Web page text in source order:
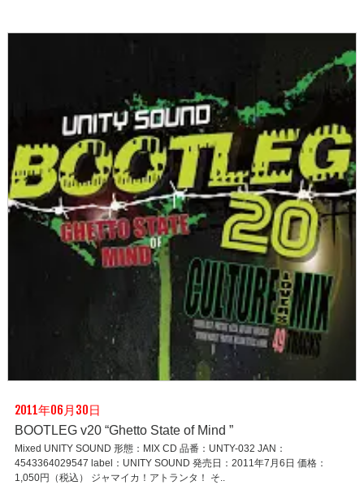
2011年06月30日
BOOTLEG v20 “Ghetto State of Mind ”
Mixed UNITY SOUND 形態：MIX CD 品番：UNTY-032 JAN：
4543364029547 label：UNITY SOUND 発売日：2011年7月6日 価格：
1,050円（税込） ジャマイカ！アトランタ！ そ..